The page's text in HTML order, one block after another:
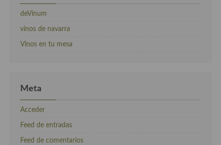
deVinum
vinos de navarra
Vinos en tu mesa
Meta
Acceder
Feed de entradas
Feed de comentarios